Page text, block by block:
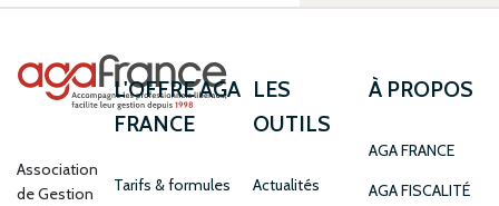
Association
de Gestion
L'OFFRE AGA
FRANCE
Tarifs & formules
LES
OUTILS
Actualités
À PROPOS
AGA FRANCE
AGA FISCALITÉ